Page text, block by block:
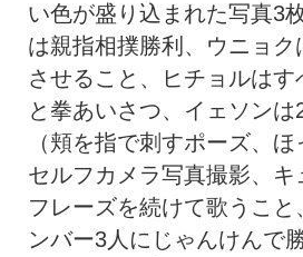
い色が盛り込まれた写真3
は親指相撲勝利、ウニョ
させること、ヒチョルはす
と拳あいさつ、イェソンは
（頬を指で刺すポーズ、ほ
セルフカメラ写真撮影、キ
フレーズを続けて歌うこと
ンバー3人にじゃんけんで